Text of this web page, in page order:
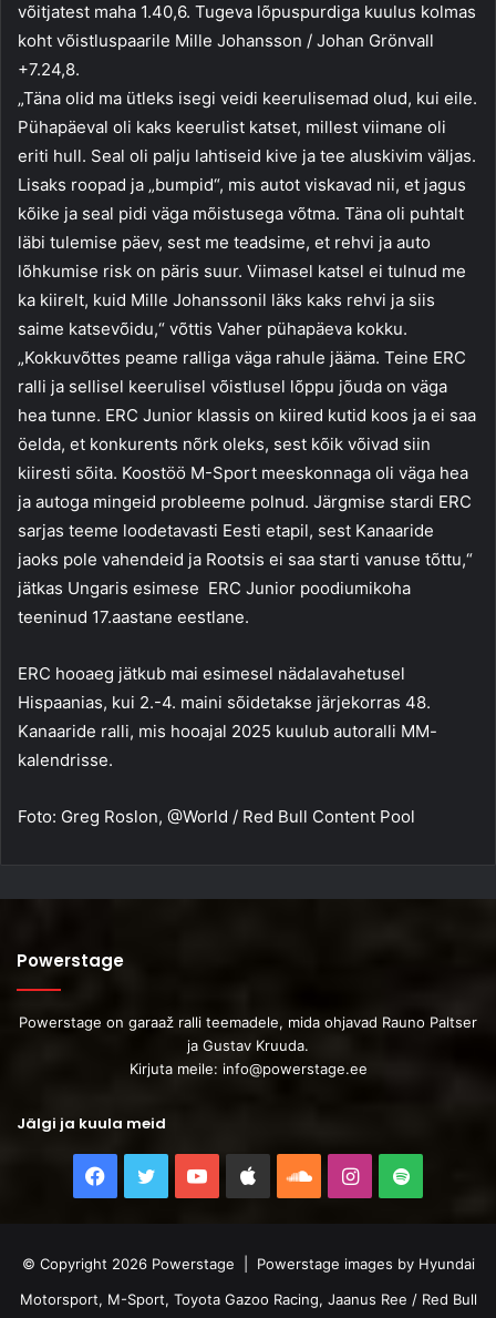
võitjatest maha 1.40,6. Tugeva lõpuspurdiga kuulus kolmas
koht võistluspaarile Mille Johansson / Johan Grönvall
+7.24,8.
„Täna olid ma ütleks isegi veidi keerulisemad olud, kui eile.
Pühapäeval oli kaks keerulist katset, millest viimane oli
eriti hull. Seal oli palju lahtiseid kive ja tee aluskivim väljas.
Lisaks roopad ja „bumpid“, mis autot viskavad nii, et jagus
kõike ja seal pidi väga mõistusega võtma. Täna oli puhtalt
läbi tulemise päev, sest me teadsime, et rehvi ja auto
lõhkumise risk on päris suur. Viimasel katsel ei tulnud me
ka kiirelt, kuid Mille Johanssonil läks kaks rehvi ja siis
saime katsevõidu,“ võttis Vaher pühapäeva kokku.
„Kokkuvõttes peame ralliga väga rahule jääma. Teine ERC
ralli ja sellisel keerulisel võistlusel lõppu jõuda on väga
hea tunne. ERC Junior klassis on kiired kutid koos ja ei saa
öelda, et konkurents nõrk oleks, sest kõik võivad siin
kiiresti sõita. Koostöö M-Sport meeskonnaga oli väga hea
ja autoga mingeid probleeme polnud. Järgmise stardi ERC
sarjas teeme loodetavasti Eesti etapil, sest Kanaaride
jaoks pole vahendeid ja Rootsis ei saa starti vanuse tõttu,“
jätkas Ungaris esimese ERC Junior poodiumikoha
teeninud 17.aastane eestlane.
ERC hooaeg jätkub mai esimesel nädalavahetusel
Hispaanias, kui 2.-4. maini sõidetakse järjekorras 48.
Kanaaride ralli, mis hooajal 2025 kuulub autoralli MM-
kalendrisse.
Foto: Greg Roslon, @World / Red Bull Content Pool
Powerstage
Powerstage on garaaž ralli teemadele, mida ohjavad Rauno Paltser
ja Gustav Kruuda.
Kirjuta meile: info@powerstage.ee
Jälgi ja kuula meid
Facebook
TwitterYouTube
AppleSoundCloud
Instagram
Spotify
© Copyright 2026 Powerstage | Powerstage images by Hyundai
Motorsport, M-Sport, Toyota Gazoo Racing, Jaanus Ree / Red Bull